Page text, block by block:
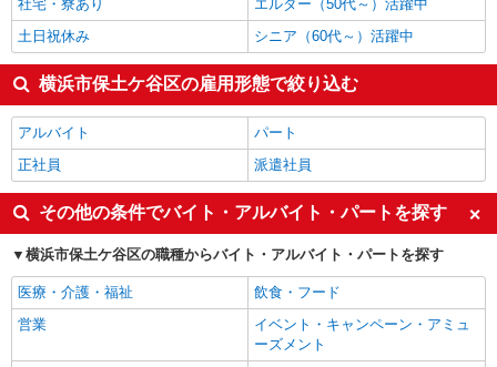
社宅・寮あり
エルダー（50代～）活躍中
土日祝休み
シニア（60代～）活躍中
横浜市保土ケ谷区の雇用形態で絞り込む
アルバイト
パート
正社員
派遣社員
その他の条件でバイト・アルバイト・パートを探す
横浜市保土ケ谷区の職種からバイト・アルバイト・パートを探す
医療・介護・福祉
飲食・フード
営業
イベント・キャンペーン・アミュ
ーズメント